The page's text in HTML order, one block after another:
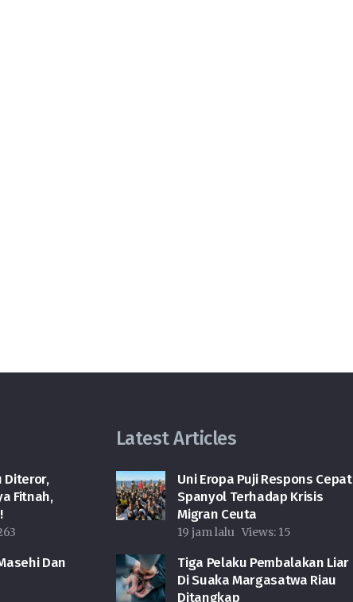
Diteror,
Fitnah,
Dan
Latest Articles
Uni Eropa Puji Respons Cepat
Spanyol Terhadap Krisis
Migran Ceuta
19 jam lalu Views: 15
Tiga Pelaku Pembalakan Liar
Di Suaka Margasatwa Riau
Ditangkap